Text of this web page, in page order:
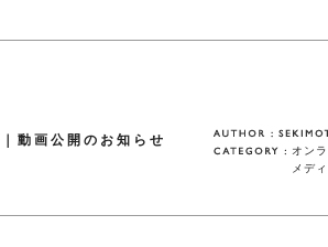
動画公開のお知らせ
オン
メデ